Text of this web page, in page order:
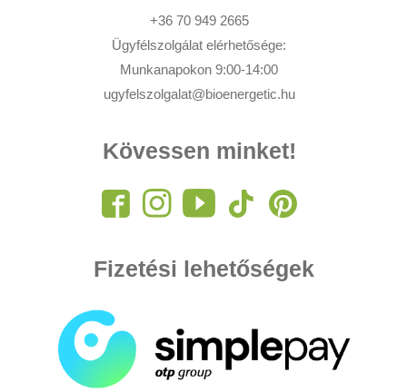
+36 70 949 2665
Ügyfélszolgálat elérhetősége:
Munkanapokon 9:00-14:00
ugyfelszolgalat@bioenergetic.hu
Kövessen minket!
Fizetési lehetőségek